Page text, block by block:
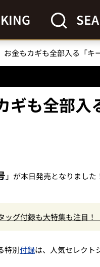
お金もカギも全部入る「キ
ギも全部入
」が本日発売となりました
ッグ付録も大特集も注目
特別付録は、人気セレクト